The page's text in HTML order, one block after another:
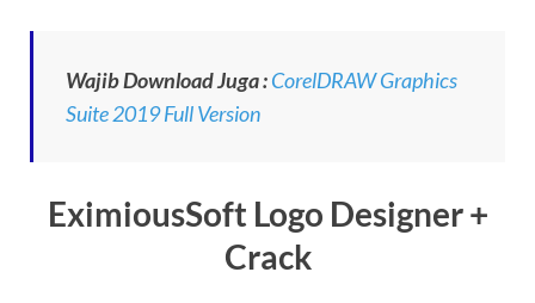
Wajib Download Juga :CorelDRAW Graphics
Suite 2019 Full Version
EximiousSoft Logo Designer +
Crack